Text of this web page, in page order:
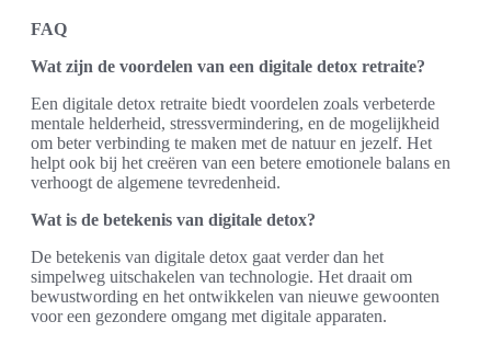
FAQ
Wat zijn de voordelen van een digitale detox retraite?
Een digitale detox retraite biedt voordelen zoals verbeterde
mentale helderheid, stressvermindering, en de mogelijkheid
om beter verbinding te maken met de natuur en jezelf. Het
helpt ook bij het creëren van een betere emotionele balans en
verhoogt de algemene tevredenheid.
Wat is de betekenis van digitale detox?
De betekenis van digitale detox gaat verder dan het
simpelweg uitschakelen van technologie. Het draait om
bewustwording en het ontwikkelen van nieuwe gewoonten
voor een gezondere omgang met digitale apparaten.